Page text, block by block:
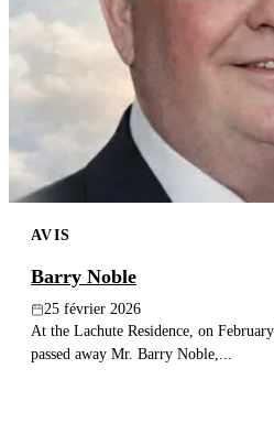
Blog
Publier
AVIS
Barry Noble
25 février 2026
At the Lachute Residence, on
passed away Mr. Barry Noble,...